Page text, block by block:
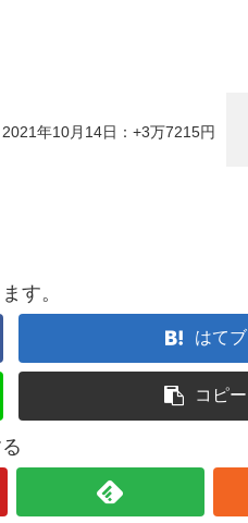
2021年10月14日：+3万7215円
す。
はてブ
コピー